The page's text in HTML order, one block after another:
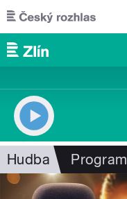
Přejít k hlavnímu obsahu
Hudba Program